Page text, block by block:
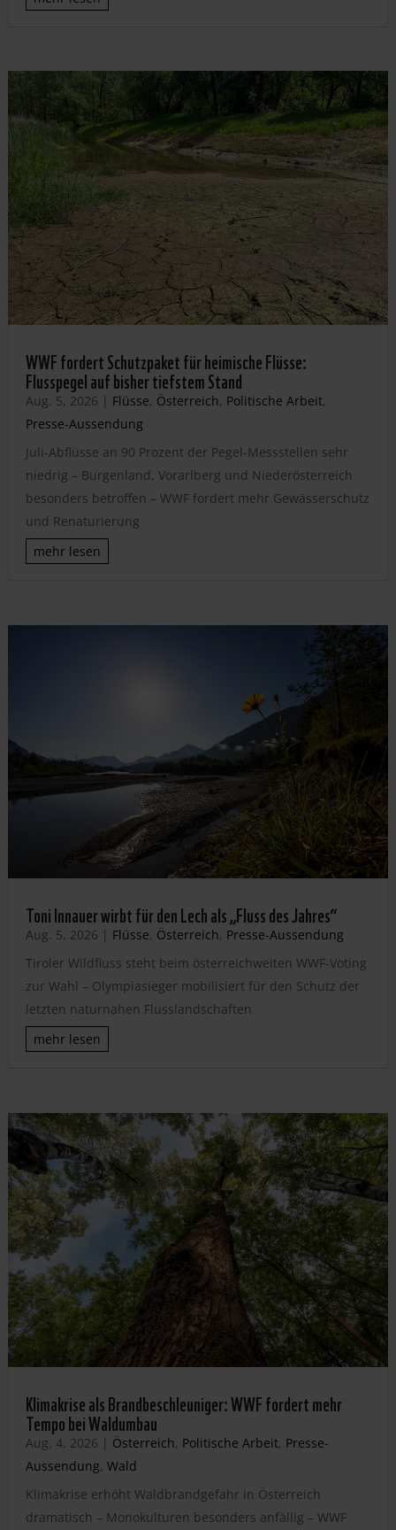
WWF fordert Schutzpaket für heimische Flüsse:
Flusspegel auf bisher tiefstem Stand
Aug. 5, 2026 | Flüsse, Österreich, Politische Arbeit,
Presse-Aussendung
Juli-Abflüsse an 90 Prozent der Pegel-Messstellen sehr
niedrig – Burgenland, Vorarlberg und Niederösterreich
besonders betroffen – WWF fordert mehr Gewässerschutz
und Renaturierung
mehr lesen
Toni Innauer wirbt für den Lech als „Fluss des Jahres“
Aug. 5, 2026 | Flüsse, Österreich, Presse-Aussendung
Tiroler Wildfluss steht beim österreichweiten WWF-Voting
zur Wahl – Olympiasieger mobilisiert für den Schutz der
letzten naturnahen Flusslandschaften
mehr lesen
Klimakrise als Brandbeschleuniger: WWF fordert mehr
Tempo bei Waldumbau
Aug. 4, 2026 | Österreich, Politische Arbeit, Presse-
Aussendung, Wald
Klimakrise erhöht Waldbrandgefahr in Österreich
dramatisch – Monokulturen besonders anfällig – WWF